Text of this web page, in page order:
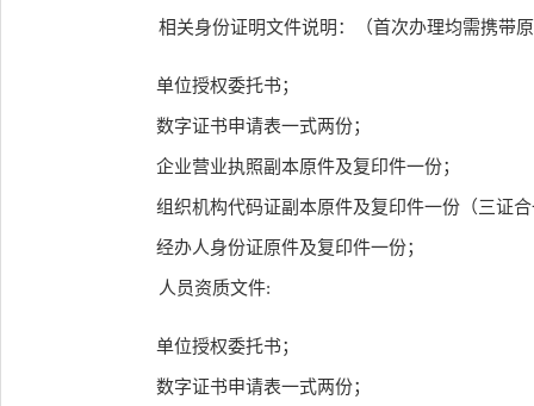
相关身份证明文件说明：（首次办理均需携带
单位授权委托书；
数字证书申请表一式两份；
企业营业执照副本原件及复印件一份；
组织机构代码证副本原件及复印件一份（三证
经办人身份证原件及复印件一份；
人员资质文件:
单位授权委托书；
数字证书申请表一式两份；